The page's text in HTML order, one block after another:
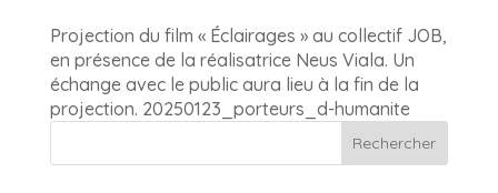
Projection du film « Éclairages » au collectif JOB,
en présence de la réalisatrice Neus Viala. Un
échange avec le public aura lieu à la fin de la
projection. 20250123_porteurs_d-humanite
Rechercher